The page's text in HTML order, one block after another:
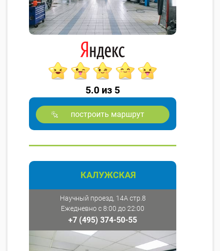
5.0 из 5
построить маршрут
КАЛУЖСКАЯ
Научный проезд, 14А стр.8
Ежедневно с 8:00 до 22:00
+7 (495) 374-50-55